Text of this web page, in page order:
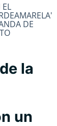
DE
la
un